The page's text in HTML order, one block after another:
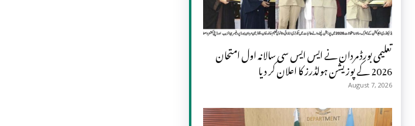
تعلیمی بورڈ مردان نے ایس ایس سی سالانہ اول امتحان
2026 کے پوزیشن ہولڈرز کا اعلان کر دیا
August 7, 2026